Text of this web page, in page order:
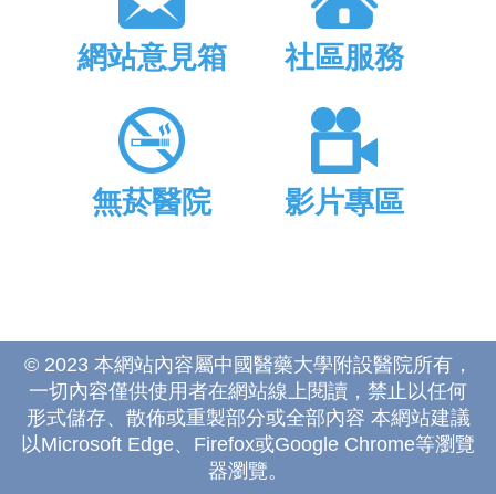
網站意見箱 社區服務
無菸醫院 影片專區
© 2023 本網站內容屬中國醫藥大學附設醫院所有，
一切內容僅供使用者在網站線上閱讀，禁止以任何
形式儲存、散佈或重製部分或全部內容 本網站建議
以Microsoft Edge、Firefox或Google Chrome等瀏覽
器瀏覽。